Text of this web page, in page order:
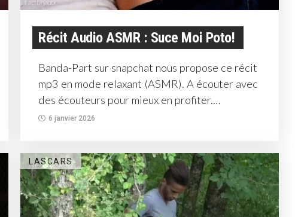
Récit Audio ASMR : Suce Moi Poto!
Banda-Part sur snapchat nous propose ce récit
mp3 en mode relaxant (ASMR). A écouter avec
des écouteurs pour mieux en profiter.
Aujourd’hui, c’est Kamel...
6 janvier 2026
LASCARS